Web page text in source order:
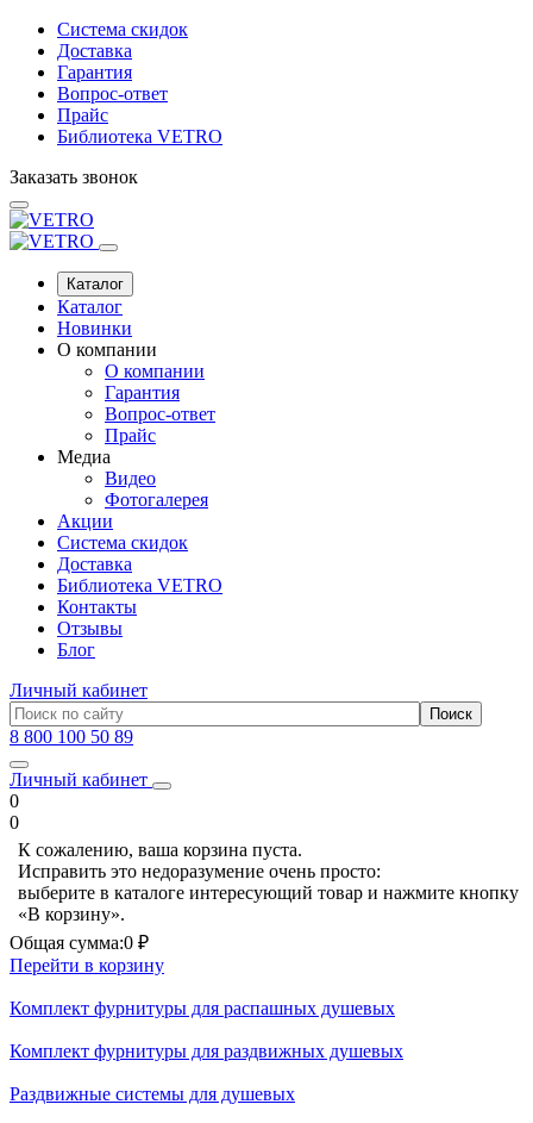
Система скидок
Доставка
Гарантия
Вопрос-ответ
Прайс
Библиотека VETRO
Заказать звонок
Каталог
Каталог
Новинки
О компании
О компании
Гарантия
Вопрос-ответ
Прайс
Медиа
Видео
Фотогалерея
Акции
Система скидок
Доставка
Библиотека VETRO
Контакты
Отзывы
Блог
Личный кабинет
8 800 100 50 89
Личный кабинет
0
0
К сожалению, ваша корзина пуста.
Исправить это недоразумение очень просто:
выберите в каталоге интересующий товар и нажмите кнопку
«В корзину».
Общая сумма:0 ₽
Перейти в корзину
Комплект фурнитуры для распашных душевых
Комплект фурнитуры для раздвижных душевых
Раздвижные системы для душевых